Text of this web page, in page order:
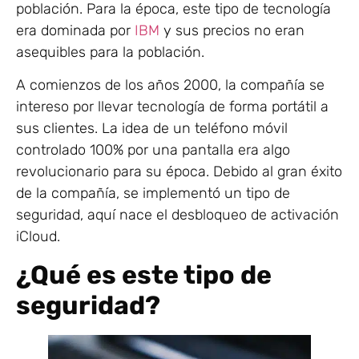
población. Para la época, este tipo de tecnología
era dominada por IBM y sus precios no eran
asequibles para la población.
A comienzos de los años 2000, la compañía se
intereso por llevar tecnología de forma portátil a
sus clientes. La idea de un teléfono móvil
controlado 100% por una pantalla era algo
revolucionario para su época. Debido al gran éxito
de la compañía, se implementó un tipo de
seguridad, aquí nace el desbloqueo de activación
iCloud.
¿Qué es este tipo de
seguridad?